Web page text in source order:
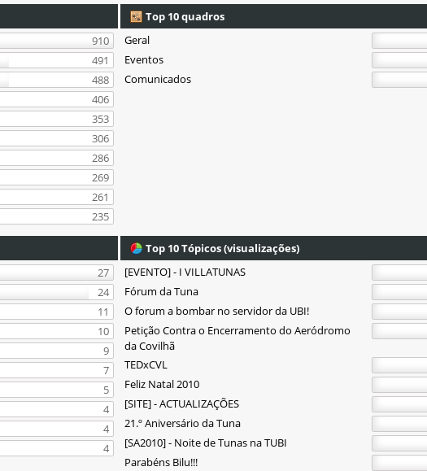
910
491
488
406
353
306
286
269
261
235
Top 10 quadros
Geral
Eventos
Comunicados
27
24
11
10
9
7
5
4
4
4
Top 10 Tópicos (visualizações)
[EVENTO] - I VILLATUNAS
Fórum da Tuna
O forum a bombar no servidor da UBI!
Petição Contra o Encerramento do Aeródromo
da Covilhã
TEDxCVL
Feliz Natal 2010
[SITE] - ACTUALIZAÇÕES
21.º Aniversário da Tuna
[SA2010] - Noite de Tunas na TUBI
Parabéns Bilu!!!